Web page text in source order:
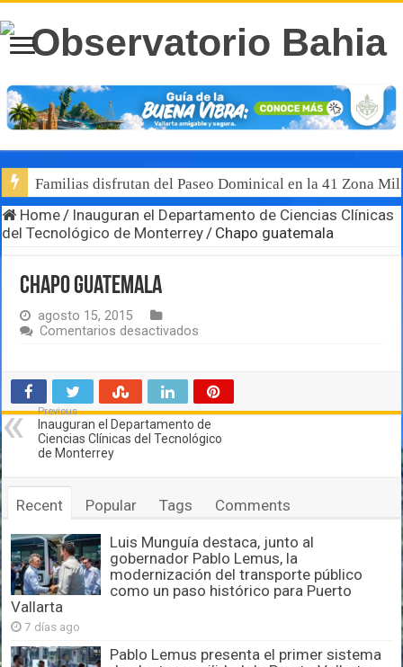
Familias disfrutan del Paseo Dominical en la 41 Zona
Home/ Inauguran el Departamento de Ciencias Clínicas
del Tecnológico de Monterrey/ Chapo guatemala
Chapo guatemala
agosto 15, 2015
Comentarios desactivados
Previous
Inauguran el Departamento de
Ciencias Clínicas del Tecnológico
de Monterrey
Recent Popular Tags Comments
Luis Munguía destaca, junto al
gobernador Pablo Lemus, la
modernización del transporte público
como un paso histórico para Puerto
Vallarta
7 días ago
Pablo Lemus presenta el primer sistema